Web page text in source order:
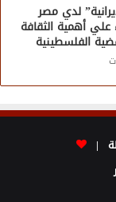
لدي مصر
أهمية الثقافة
الفلسطينية